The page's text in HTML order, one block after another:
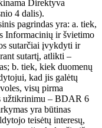
Direktyva
4 dalis).
pagrindas yra: a. tiek,
Informacinių ir švietimo
sutarčiai įvykdyti ir
sutartį, atlikti –
b. tiek, kiek duomenų
kad jis galėtų
visų pirma
užtikrinimu – BDAR 6
yra būtinas
teisėtų interesų,